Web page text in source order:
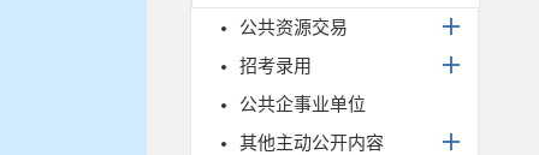
公共资源交易
招考录用
公共企事业单位
其他主动公开内容